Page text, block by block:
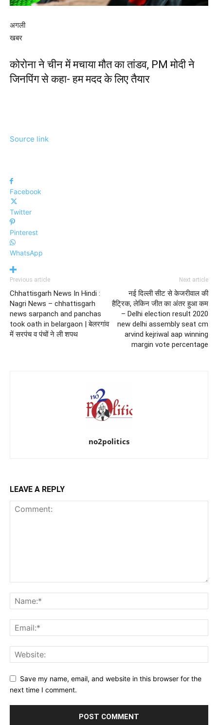
अगली
खबर
कोरोना ने चीन में मचाया मौत का तांडव, PM मोदी ने
जिनपिंग से कहा- हम मदद के लिए तैयार
Source link
Facebook
Twitter
Pinterest
WhatsApp
Previous article
Chhattisgarh News In Hindi :
Nagri News – chhattisgarh
news sarpanch and panchas
took oath in belargaon | बेलरगांव
में सरपंच व पंचों ने ली शपथ
Next article
नई दिल्ली सीट से केजरीवाल की
हैट्रिक, लेकिन जीत का अंतर हुआ कम
– Delhi election result 2020
new delhi assembly seat cm
arvind kejriwal aap winning
margin vote percentage
no2politics
LEAVE A REPLY
Save my name, email, and website in this browser for the
next time I comment.